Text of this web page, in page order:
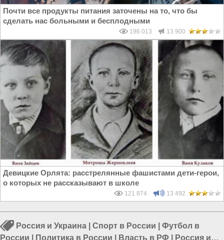
Почти все продукты питания заточены на то, что бы
сделать нас больными и бесплодными
196 013 13 900
Девицкие Орлята: расстрелянные фашистами дети-герои,
о которых не рассказывают в школе
121 874 13 492
Россия и Украина Спорт в России
Футбол в
России
Политика в России Власть в РФ Россия и